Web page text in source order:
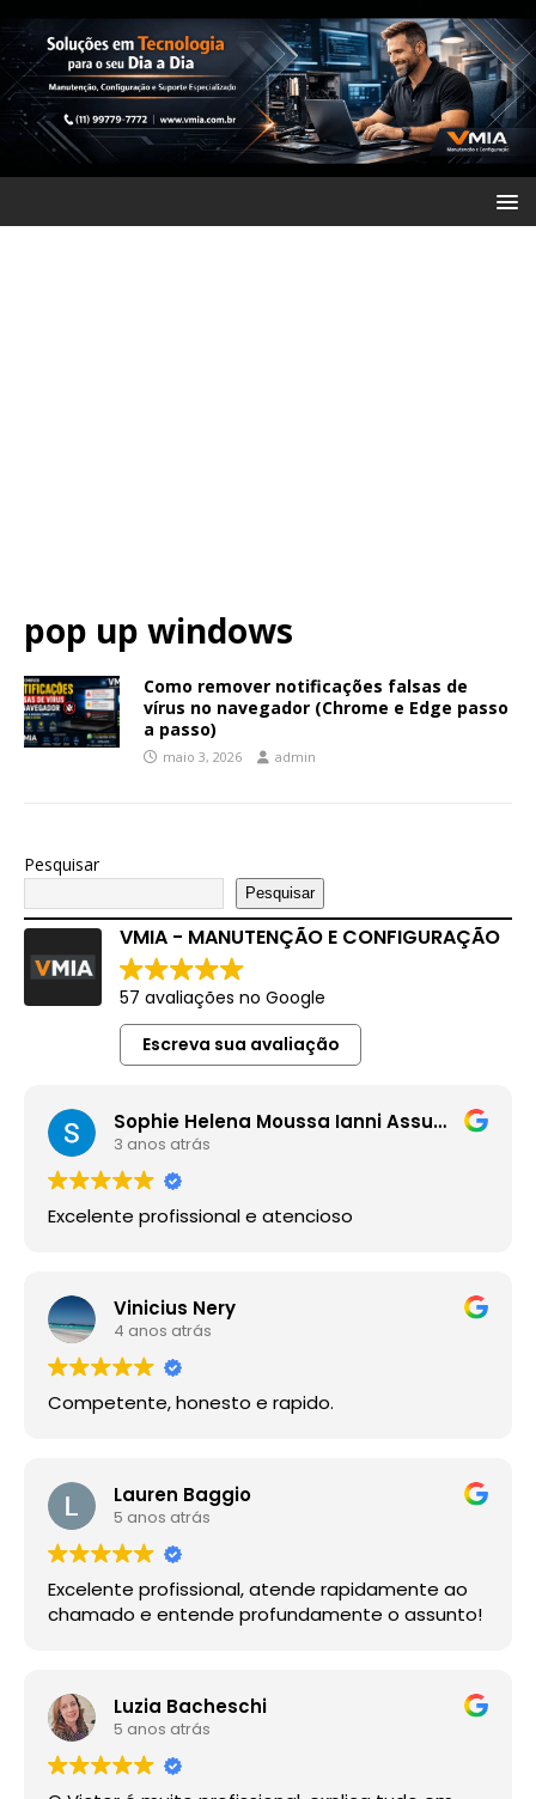
pop up windows
Como remover notificações falsas de
vírus no navegador (Chrome e Edge passo
a passo)
maio 3, 2026 admin
Pesquisar
Pesquisar
VMIA - MANUTENÇÃO E CONFIGURAÇÃO
57 avaliações no Google
Escreva sua avaliação
Sophie Helena Moussa Ianni Assumpção
3 anos atrás
Excelente profissional e atencioso
Vinicius Nery
4 anos atrás
Competente, honesto e rapido.
Lauren Baggio
5 anos atrás
Excelente profissional, atende rapidamente ao
chamado e entende profundamente o assunto!
Luzia Bacheschi
5 anos atrás